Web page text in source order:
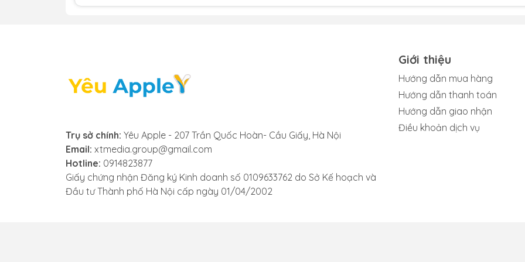
Đã biết nguyên nhân gây lỗi, nhưng để nhận biết chính xác khi nào cần thay chân sạc iPad Pro M1 11
không phải là điều dễ dàng. Dưới đây là những dấu hiệu rõ ràng nhất cho thấy chân sạc của bạn đã
và cần được thay thế:
- Không nhận cáp sạc: Khi bạn cắm dây sạc vào iPad, máy không hề có phản hồi về trạng thái sạc
Nếu đã thử thay cáp và củ sạc khác mà tình trạng vẫn tiếp diễn, bạn cần thay chân sạc iPad Pro M1 11
2021 để khắc phục.
- Máy nóng bất thường khi sạc: Nếu iPad của bạn trở nên nóng một cách đáng lo ngại trong quá trình
sạc, đây là dấu hiệu cho thấy có thể chân sạc đang gặp vấn đề. Bạn nên kiểm tra và cân nhắc thay
sạc iPad để tránh ảnh hưởng đến pin và các linh kiện khác.
Trụ sở chính: Yêu Apple - 207 Trần Quốc Hoàn- Cầu Giấy, Hà Nội
Email: xtmedia.group@gmail.com
Hotline: 0914823877
Giấy chứng nhận Đăng ký Kinh doanh số 0109633762 do Sở Kế hoạch và
Đầu tư Thành phố Hà Nội cấp ngày 01/04/2002
Giới thiệu
Hướng dẫn mua hàng
Hướng dẫn thanh toán
Hướng dẫn giao nhận
Điều khoản dịch vụ